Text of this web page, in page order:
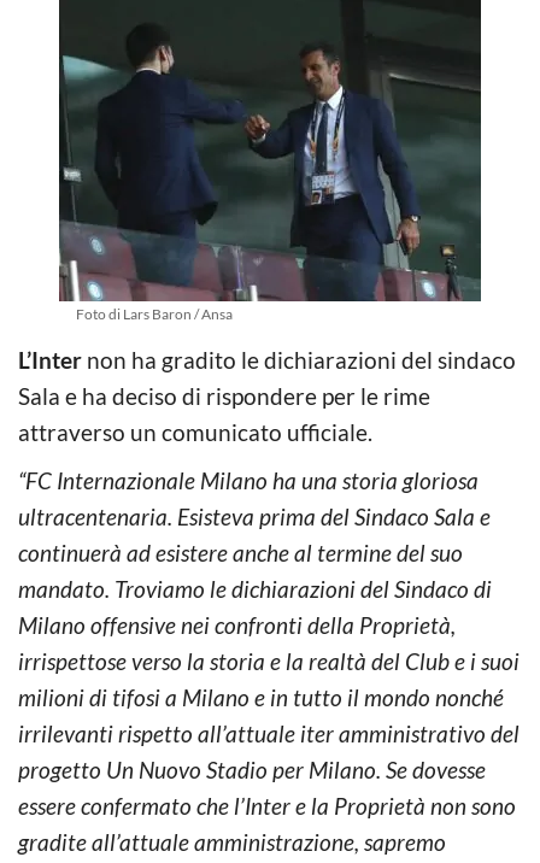
Foto di Lars Baron / Ansa
L’Inter non ha gradito le dichiarazioni del sindaco
Sala e ha deciso di rispondere per le rime
attraverso un comunicato ufficiale.
“FC Internazionale Milano ha una storia gloriosa
ultracentenaria. Esisteva prima del Sindaco Sala e
continuerà ad esistere anche al termine del suo
mandato. Troviamo le dichiarazioni del Sindaco di
Milano offensive nei confronti della Proprietà,
irrispettose verso la storia e la realtà del Club e i suoi
milioni di tifosi a Milano e in tutto il mondo nonché
irrilevanti rispetto all’attuale iter amministrativo del
progetto Un Nuovo Stadio per Milano. Se dovesse
essere confermato che l’Inter e la Proprietà non sono
gradite all’attuale amministrazione, sapremo